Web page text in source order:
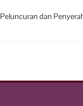
Peluncuran dan